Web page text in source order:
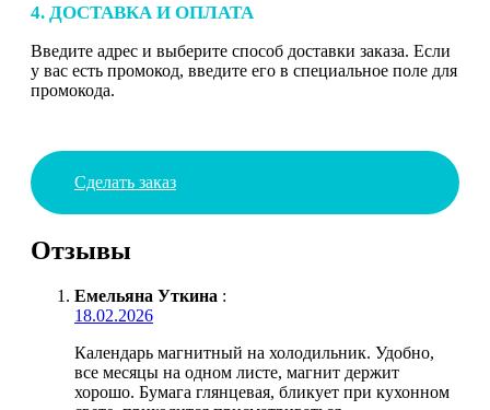
4. ДОСТАВКА И ОПЛАТА
Введите адрес и выберите способ доставки заказа. Если
у вас есть промокод, введите его в специальное поле для
промокода.
Сделать заказ
Отзывы
Емельяна Уткина :
18.02.2026
Календарь магнитный на холодильник. Удобно,
все месяцы на одном листе, магнит держит
хорошо. Бумага глянцевая, бликует при кухонном